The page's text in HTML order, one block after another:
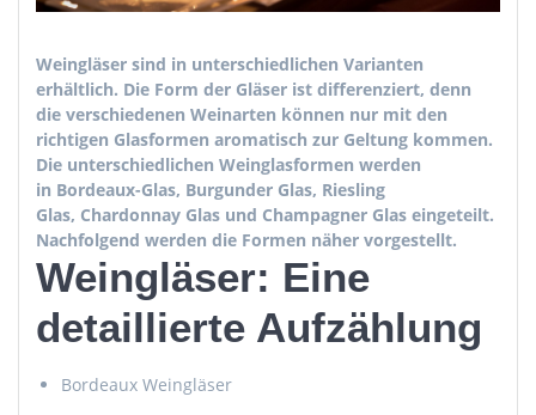
Weingläser sind in unterschiedlichen Varianten
erhältlich. Die Form der Gläser ist differenziert, denn
die verschiedenen Weinarten können nur mit den
richtigen Glasformen aromatisch zur Geltung kommen.
Die unterschiedlichen Weinglasformen werden
in Bordeaux-Glas, Burgunder Glas, Riesling
Glas, Chardonnay Glas und Champagner Glas eingeteilt.
Nachfolgend werden die Formen näher vorgestellt.
Weingläser: Eine
detaillierte Aufzählung
Bordeaux Weingläser